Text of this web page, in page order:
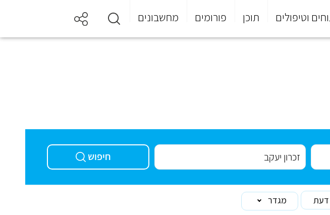
וטיפולים תוכן פורומים מחשבונים
חיפוש
דעת מגדר